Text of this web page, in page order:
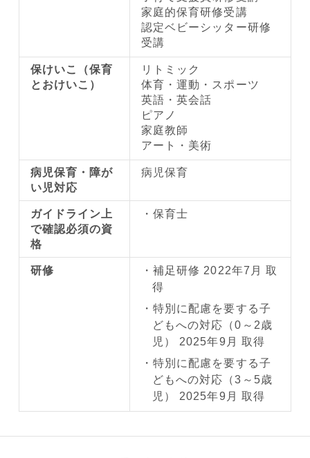
家庭的保育研修受講
認定ベビーシッター研修
受講
保けいこ（保育
とおけいこ）
リトミック
体育・運動・スポーツ
英語・英会話
ピアノ
家庭教師
アート・美術
病児保育・障が
い児対応
病児保育
ガイドライン上
で確認必須の資
格
保育士
研修
補足研修 2022年7月 取
得
特別に配慮を要する子
どもへの対応（0～2歳
児） 2025年9月 取得
特別に配慮を要する子
どもへの対応（3～5歳
児） 2025年9月 取得